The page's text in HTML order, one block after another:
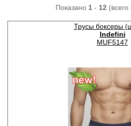
Показано 1- 12 (всего
Трусы боксеры
Indefini
MUF5147